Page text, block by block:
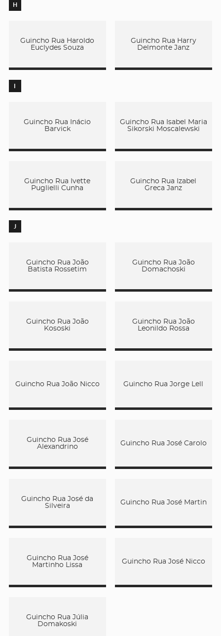
H
Guincho Rua Haroldo
Euclydes Souza
Guincho Rua Harry
Delmonte Janz
I
Guincho Rua Inácio
Barvick
Guincho Rua Isabel Maria
Sikorski Moscalewski
Guincho Rua Ivette
Puglielli Cunha
Guincho Rua Izabel
Greca Janz
J
Guincho Rua João
Batista Rossetim
Guincho Rua João
Domachoski
Guincho Rua João
Kososki
Guincho Rua João
Leonildo Rossa
Guincho Rua João Nicco Guincho Rua Jorge Lell
Guincho Rua José
Alexandrino
Guincho Rua José Carolo
Guincho Rua José da
Silveira
Guincho Rua José Martin
Guincho Rua José
Martinho Lissa
Guincho Rua José Nicco
Guincho Rua Júlia
Domakoski